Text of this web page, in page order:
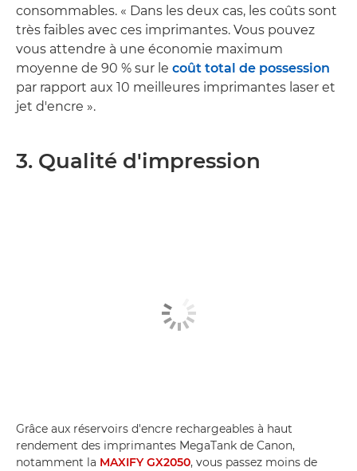
consommables. « Dans les deux cas, les coûts sont
très faibles avec ces imprimantes. Vous pouvez
vous attendre à une économie maximum
moyenne de 90 % sur le coût total de possession
par rapport aux 10 meilleures imprimantes laser et
jet d'encre ».
3. Qualité d'impression
Grâce aux réservoirs d'encre rechargeables à haut
rendement des imprimantes MegaTank de Canon,
notamment la MAXIFY GX2050, vous passez moins de